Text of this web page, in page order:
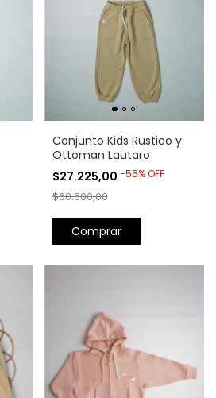
Conjunto Kids Rustico y
Ottoman Lautaro
$27.225,00 -55%OFF
$60.500,00
Comprar